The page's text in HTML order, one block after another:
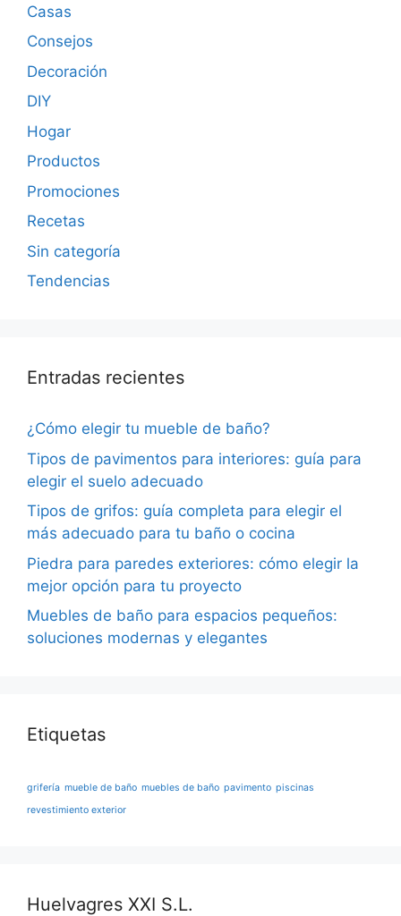
Casas
Consejos
Decoración
DIY
Hogar
Productos
Promociones
Recetas
Sin categoría
Tendencias
Entradas recientes
¿Cómo elegir tu mueble de baño?
Tipos de pavimentos para interiores: guía para
elegir el suelo adecuado
Tipos de grifos: guía completa para elegir el
más adecuado para tu baño o cocina
Piedra para paredes exteriores: cómo elegir la
mejor opción para tu proyecto
Muebles de baño para espacios pequeños:
soluciones modernas y elegantes
Etiquetas
grifería mueble de baño muebles de baño pavimento piscinas
revestimiento exterior
Huelvagres XXI S.L.